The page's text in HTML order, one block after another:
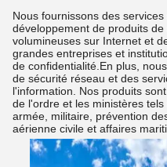
Nous fournissons des
développement de produits
volumineuses sur Internet et
grandes entreprises et
de confidentialité.En plus,
de sécurité réseau et des
l'information. Nos produits
de l'ordre et les ministères
armée, militaire, prévention
aérienne civile et affaires